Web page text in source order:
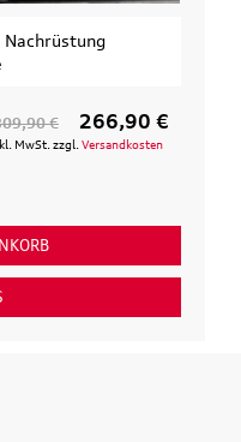
Nachrüstung
€ 266,90 €
MwSt. zzgl. Versandkosten